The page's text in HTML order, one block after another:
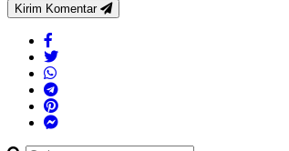
Kirim Komentar